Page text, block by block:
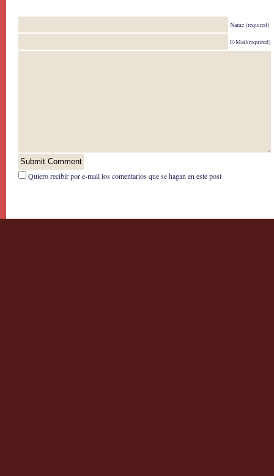
Name (required)
E-Mail(required)
Quiero recibír por e-mail los comentarios que se hagan en este post